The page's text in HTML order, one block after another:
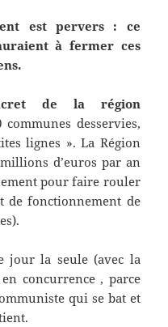
est pervers : ce
à fermer ces
de la région
communes desservies,
lignes ». La Région
d’euros par an
pour faire rouler
de fonctionnement de
jour la seule (avec la
concurrence , parce
qui se bat et